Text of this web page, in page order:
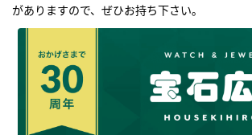
がありますので、ぜひお持ち下さい｡